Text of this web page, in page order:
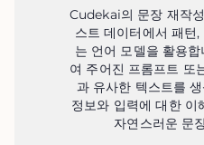
Cudekai의 문장 재작
스트 데이터에서 패턴
는 언어 모델을 활용
여 주어진 프롬프트 또
과 유사한 텍스트를
정보와 입력에 대한 이
자연스러운 문